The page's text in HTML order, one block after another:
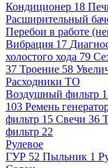
Кондиционер 18
Расширительный
Перебои в работе
Вибрация 17
холостого хода 79
37 Троение 58
Расходники ТО
Воздушный фильтр
103 Ремень
фильтр 15 Свечи 36
фильтр 22
Рулевое
ГУР 52 Пыльник 1